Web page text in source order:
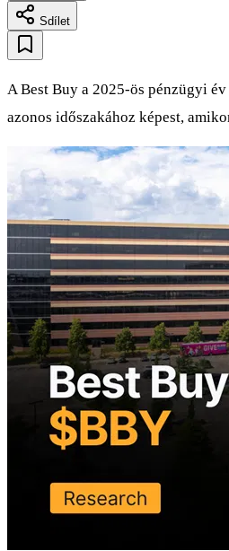
Sdílet
A Best Buy a 2025-ös pénzügyi
azonos időszakához képest,